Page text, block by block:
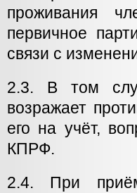
проживания
первичное
связи с
2.3. В том
возражает
его на учёт,
КПРФ.
2.4. При